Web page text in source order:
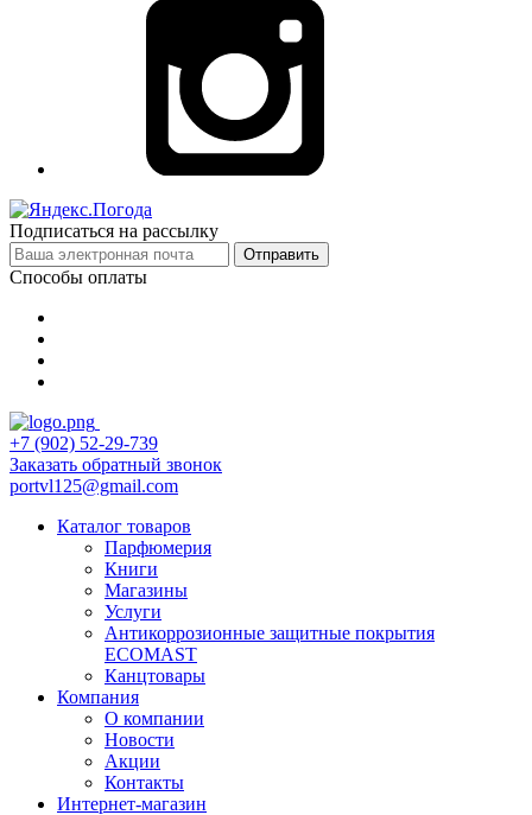
Подписаться на рассылку
Отправить
Способы оплаты
+7 (902) 52-29-739
Заказать обратный звонок
portvl125@gmail.com
Каталог товаров
Парфюмерия
Книги
Магазины
Услуги
Антикоррозионные защитные покрытия
ECOMAST
Канцтовары
Компания
О компании
Новости
Акции
Контакты
Интернет-магазин